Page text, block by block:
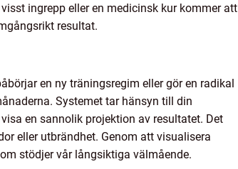
ingrepp eller en medicinsk kur kommer att
resultat.
en ny träningsregim eller gör en radikal
Systemet tar hänsyn till din
en sannolik projektion av resultatet. Det
eller utbrändhet. Genom att visualisera
stödjer vår långsiktiga välmående.